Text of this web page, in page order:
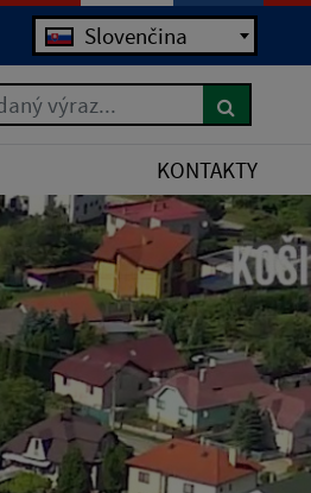
Slovenčina
výraz...
KONTAKTY